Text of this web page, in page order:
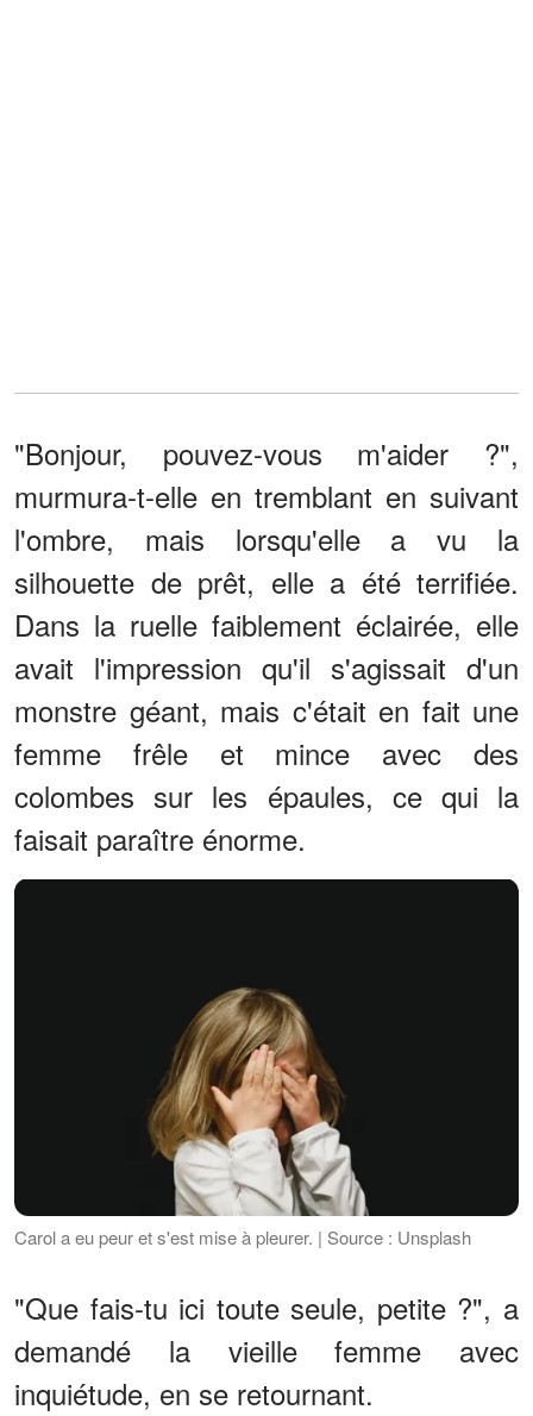
"Bonjour, pouvez-vous m'aider ?",
murmura-t-elle en tremblant en suivant
l'ombre, mais lorsqu'elle a vu la
silhouette de prêt, elle a été terrifiée.
Dans la ruelle faiblement éclairée, elle
avait l'impression qu'il s'agissait d'un
monstre géant, mais c'était en fait une
femme frêle et mince avec des
colombes sur les épaules, ce qui la
faisait paraître énorme.
Carol a eu peur et s'est mise à pleurer. | Source : Unsplash
"Que fais-tu ici toute seule, petite ?", a
demandé la vieille femme avec
inquiétude, en se retournant.